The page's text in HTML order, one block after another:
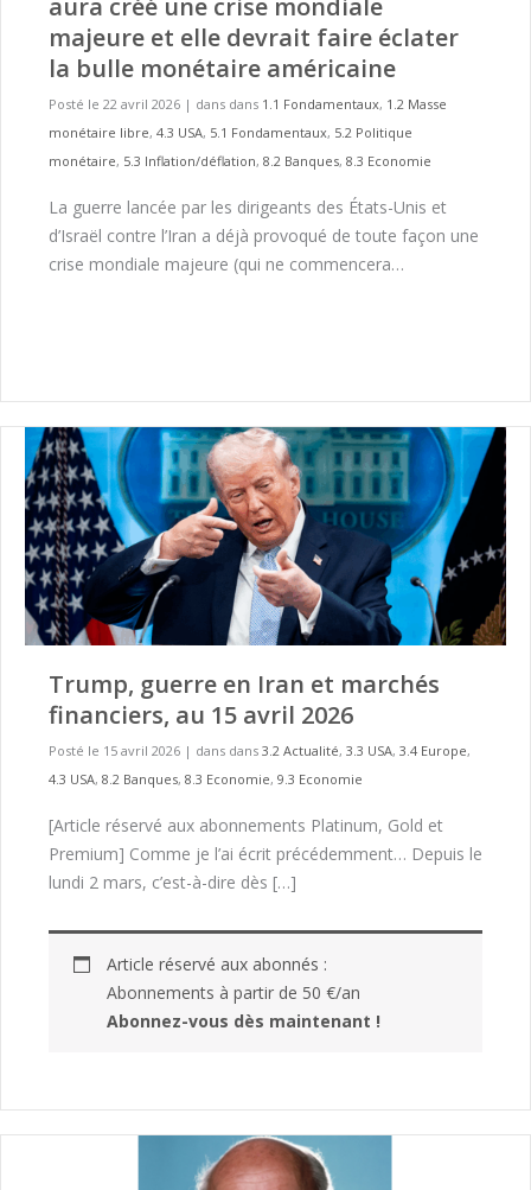
majeure et elle devrait faire éclater
la bulle monétaire américaine
Posté le 22 avril 2026 | dans dans 1.1 Fondamentaux, 1.2 Masse
monétaire libre, 4.3 USA, 5.1 Fondamentaux, 5.2 Politique
monétaire, 5.3 Inflation/déflation, 8.2 Banques, 8.3 Economie
La guerre lancée par les dirigeants des États-Unis et
d’Israël contre l’Iran a déjà provoqué de toute façon une
crise mondiale majeure (qui ne commencera…
Trump, guerre en Iran et marchés
financiers, au 15 avril 2026
Posté le 15 avril 2026 | dans dans 3.2 Actualité, 3.3 USA, 3.4 Europe,
4.3 USA, 8.2 Banques, 8.3 Economie, 9.3 Economie
[Article réservé aux abonnements Platinum, Gold et
Premium] Comme je l’ai écrit précédemment… Depuis le
lundi 2 mars, c’est-à-dire dès […]
Article réservé aux abonnés :
Abonnements à partir de 50 €/an
Abonnez-vous dès maintenant !